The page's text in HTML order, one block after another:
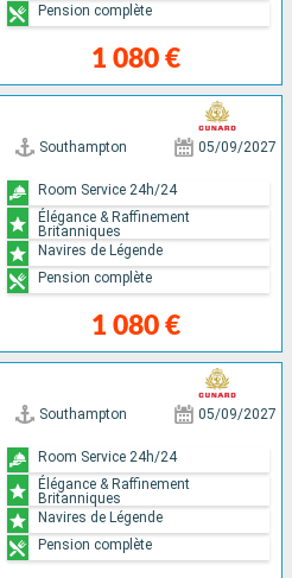
1 080 €
Pension complète
Southampton 05/09/2027
1 080 €
Room Service 24h/24
Élégance & Raffinement
Britanniques
Navires de Légende
Pension complète
Southampton 05/09/2027
Room Service 24h/24
Élégance & Raffinement
Britanniques
Navires de Légende
Pension complète